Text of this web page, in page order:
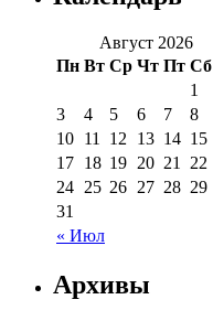
Август 2026
Пн Вт Ср Чт Пт Сб
« Июл
1
3
4 5 6 7 8
10 11 12 13 14 15
17 18 19 20 21 22
24 25 26 27 28 29
31
Архивы